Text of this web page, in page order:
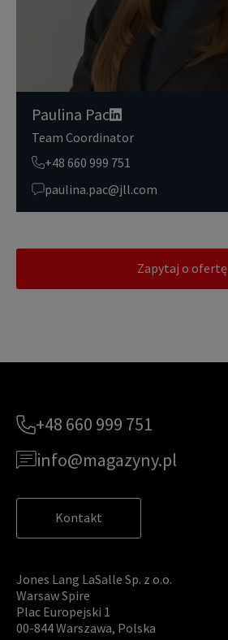
Paulina Pac
Team Coordinator
+48 660 999 751
paulina.pac@jll.com
Zapytaj o ofertę
+48 660 999 751
info@magazyny.pl
Kontakt
Jones Lang LaSalle Sp. z o.o.
Warsaw Spire
Plac Europejski 1
00-844 Warszawa, Polska